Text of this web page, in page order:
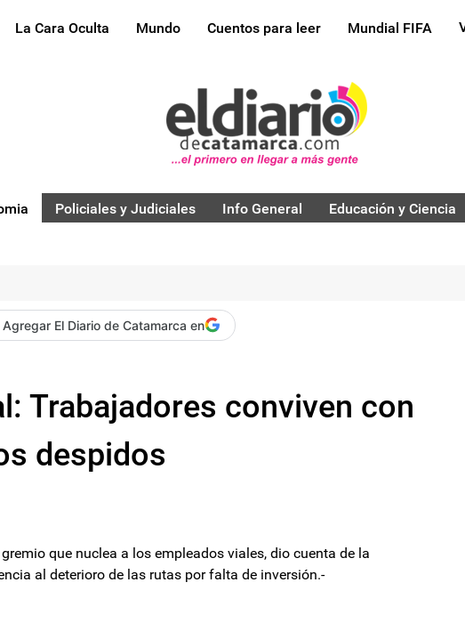
La Cara Oculta Mundo Cuentos para leer Mundial FIFA
Policiales y Judiciales Info General Educación y Ciencia
Agregar El Diario de Catamarca en
Trabajadores conviven con
despidos
que nuclea a los empleados viales, dio cuenta de la
al deterioro de las rutas por falta de inversión.-